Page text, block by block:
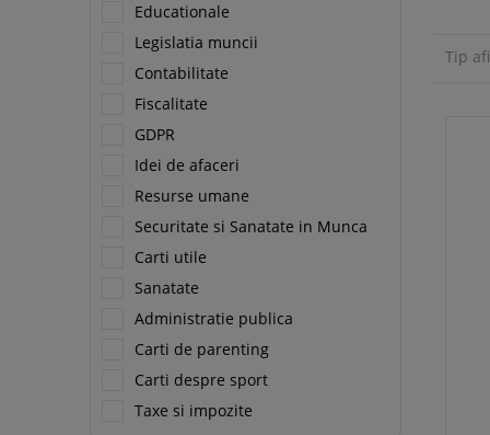
Educationale
Legislatia muncii
Contabilitate
Fiscalitate
GDPR
Idei de afaceri
Resurse umane
Securitate si Sanatate in Munca
Carti utile
Sanatate
Administratie publica
Carti de parenting
Carti despre sport
Taxe si impozite
Tip